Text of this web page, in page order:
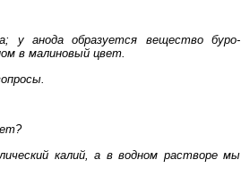
у анода образуется вещество буро-
в малиновый цвет.
калий, а в водном растворе мы